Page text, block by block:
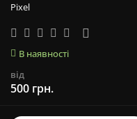
Pixel
В наявності
від
500 грн.